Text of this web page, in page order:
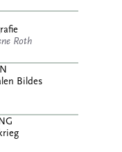
Roth
Bildes